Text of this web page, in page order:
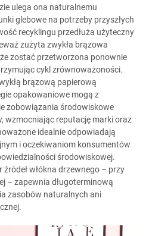
ulega ona naturalnemu
glebowe na potrzeby przyszłych
recyklingu przedłuża użyteczny
zużyta zwykła brązowa
zostać przetworzona ponownie
cykl zrównoważoności.
brązową papierową
opakowaniowe mogą z
zobowiązania środowiskowe
wzmocniając reputację marki oraz
idealnie odpowiadają
i oczekiwaniom konsumentów
środowiskowej.
włókna drzewnego – przy
– zapewnia długoterminową
zasobów naturalnych ani